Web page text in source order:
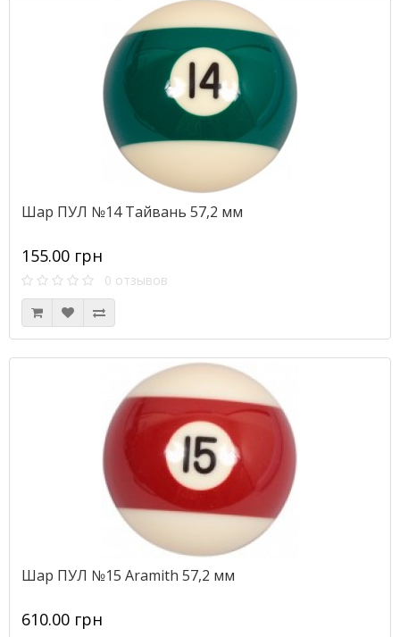
Шар ПУЛ №14 Тайвань 57,2 мм
155.00 грн
0 отзывов
Шар ПУЛ №15 Aramith 57,2 мм
610.00 грн